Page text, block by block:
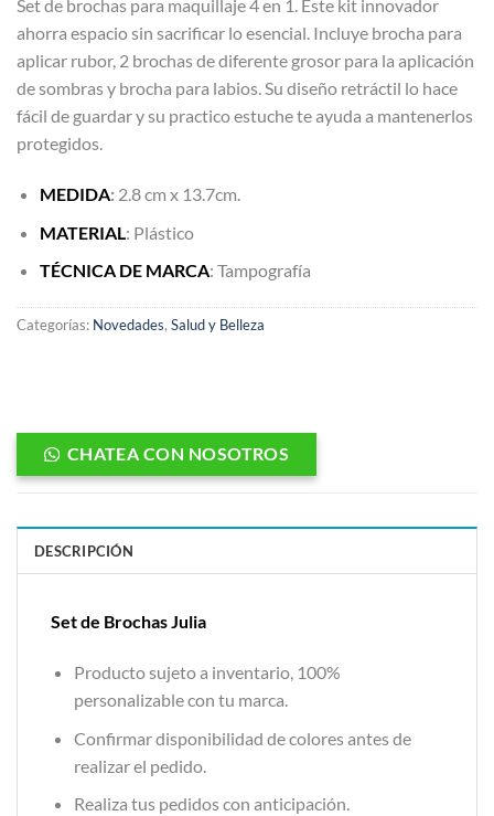
Set de brochas para maquillaje 4 en 1. Este kit innovador
ahorra espacio sin sacrificar lo esencial. Incluye brocha para
aplicar rubor, 2 brochas de diferente grosor para la aplicación
de sombras y brocha para labios. Su diseño retráctil lo hace
fácil de guardar y su practico estuche te ayuda a mantenerlos
protegidos.
MEDIDA: 2.8 cm x 13.7cm.
MATERIAL: Plástico
TÉCNICA DE MARCA: Tampografía
Categorías: Novedades, Salud y Belleza
CHATEA CON NOSOTROS
DESCRIPCIÓN
Set de Brochas Julia
Producto sujeto a inventario, 100%
personalizable con tu marca.
Confirmar disponibilidad de colores antes de
realizar el pedido.
Realiza tus pedidos con anticipación.